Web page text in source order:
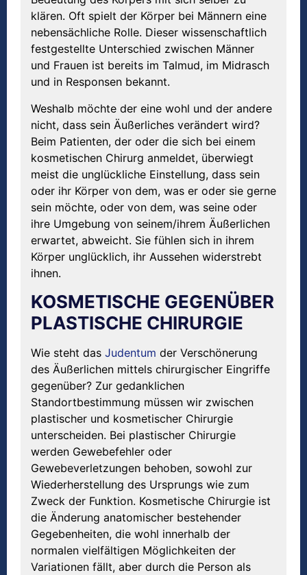
klären. Oft spielt der Körper bei Männern eine
nebensächliche Rolle. Dieser wissenschaftlich
festgestellte Unterschied zwischen Männer
und Frauen ist bereits im Talmud, im Midrasch
und in Responsen bekannt.
Weshalb möchte der eine wohl und der andere
nicht, dass sein Äußerliches verändert wird?
Beim Patienten, der oder die sich bei einem
kosmetischen Chirurg anmeldet, überwiegt
meist die unglückliche Einstellung, dass sein
oder ihr Körper von dem, was er oder sie gerne
sein möchte, oder von dem, was seine oder
ihre Umgebung von seinem/ihrem Äußerlichen
erwartet, abweicht. Sie fühlen sich in ihrem
Körper unglücklich, ihr Aussehen widerstrebt
ihnen.
KOSMETISCHE GEGENÜBER
PLASTISCHE CHIRURGIE
Wie steht das Judentum der Verschönerung
des Äußerlichen mittels chirurgischer Eingriffe
gegenüber? Zur gedanklichen
Standortbestimmung müssen wir zwischen
plastischer und kosmetischer Chirurgie
unterscheiden. Bei plastischer Chirurgie
werden Gewebefehler oder
Gewebeverletzungen behoben, sowohl zur
Wiederherstellung des Ursprungs wie zum
Zweck der Funktion. Kosmetische Chirurgie ist
die Änderung anatomischer bestehender
Gegebenheiten, die wohl innerhalb der
normalen vielfältigen Möglichkeiten der
Variationen fällt, aber durch die Person als